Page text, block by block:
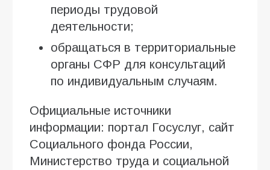
периоды трудовой
деятельности;
обращаться в территориальные
органы СФР для консультаций
по индивидуальным случаям.
Официальные источники
информации: портал Госуслуг, сайт
Социального фонда России,
Министерство труда и социальной